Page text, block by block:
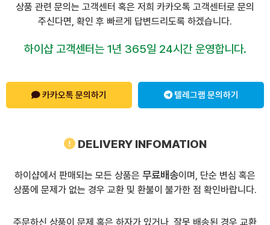
상품 관련 문의는 고객센터 혹은 저희 카카오톡 고객센터로 문의
주신다면, 확인 후 빠르게 답변드리도록 하겠습니다.
하이샵 고객센터는 1년 365일 24시간 운영합니다.
카카오톡 문의하기 텔레그램 문의하기
DELIVERY INFOMATION
하이샵에서 판매되는 모든 상품은 무료배송이며, 단순 변심 혹은
상품에 문제가 없는 경우 교환 및 환불이 불가한 점 확인바랍니다.
주문하신 상품이 문제 혹은 하자가 있거나, 잘못 배송된 경우 교환